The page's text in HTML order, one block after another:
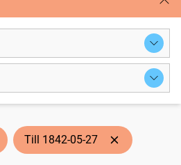
Till 1842-05-27